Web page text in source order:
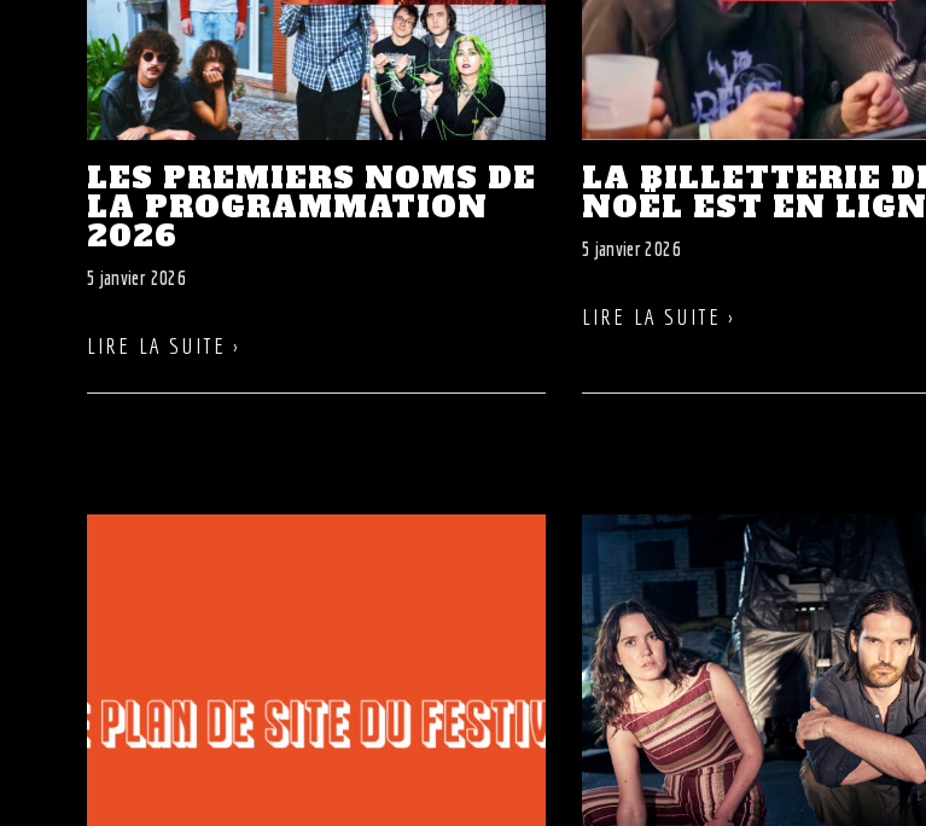
LES PREMIERS NOMS DE
LA PROGRAMMATION
2026
5 janvier 2026
LIRE LA SUITE ›
LA BILLETTERIE
NOËL EST EN
5 janvier 2026
LIRE LA SUITE ›